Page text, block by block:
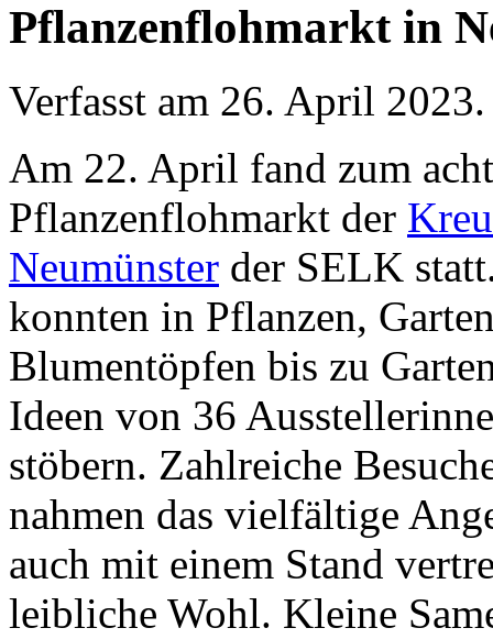
Pflanzenflohmarkt in
Verfasst am 26. April 2023.
Am 22. April fand zum
Pflanzenflohmarkt der
Neumünster der SELK
konnten in Pflanzen,
Blumentöpfen bis zu
Ideen von 36
stöbern. Zahlreiche
nahmen das vielfältige
auch mit einem Stand
leibliche Wohl. Kleine